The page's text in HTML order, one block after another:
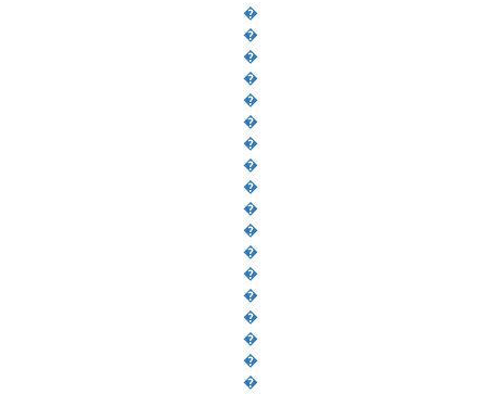
�
�
�
�
�
�
�
�
�
�
�
�
�
�
�
�
�
�